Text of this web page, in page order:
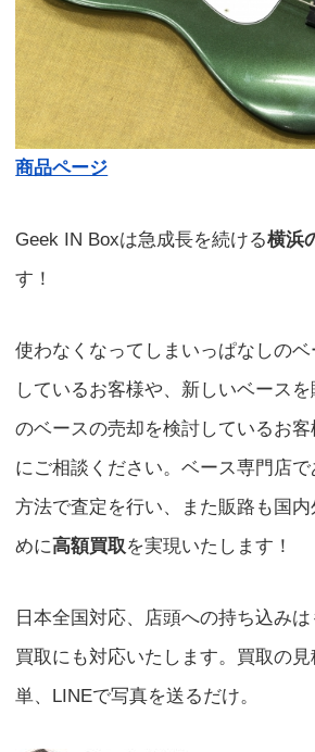
商品ページ
Geek IN Boxは急成長を続ける横浜
す！
使わなくなってしまいっぱなしの
しているお客様や、新しいベース
のベースの売却を検討しているお
にご相談ください。ベース専門店
方法で査定を行い、また販路も国
めに高額買取を実現いたします！
日本全国対応、店頭への持ち込み
買取にも対応いたします。買取の
単、LINEで写真を送るだけ。